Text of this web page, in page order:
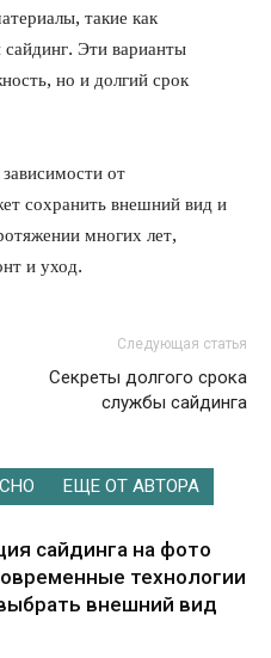
такие как
Эти варианты
но и долгий срок
от
сохранить внешний вид и
многих лет,
и уход.
Следующая статья
Секреты долгого срока
службы сайдинга
ЕЩЕ ОТ АВТОРА
сайдинга на фото
технологии
внешний вид